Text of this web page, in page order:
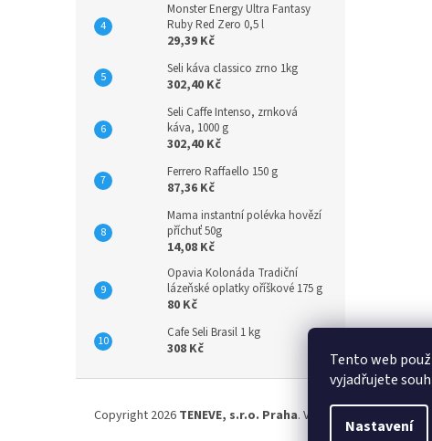
Tento web
vyjadřujete
Nastavení
Monster Energy Ultra Fantasy
Ruby Red Zero 0,5 l
29,39 Kč
Seli káva classico zrno 1kg
302,40 Kč
Seli Caffe Intenso, zrnková
káva, 1000 g
302,40 Kč
Ferrero Raffaello 150 g
87,36 Kč
Mama instantní polévka hovězí
příchuť 50g
14,08 Kč
Opavia Kolonáda Tradiční
lázeňské oplatky oříškové 175 g
80 Kč
Cafe Seli Brasil 1 kg
308 Kč
Copyright 2026 TENEVE, s.r.o. Praha. Všechna práva